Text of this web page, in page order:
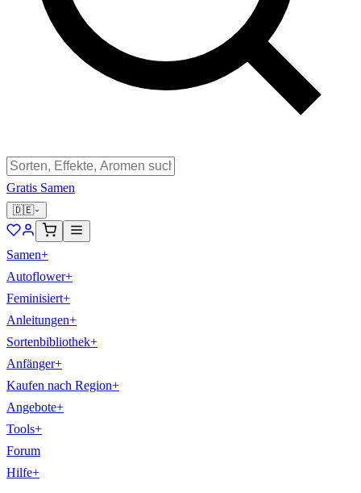
Gratis Samen
🇩🇪
Samen+
Autoflower+
Feminisiert+
Anleitungen+
Sortenbibliothek+
Anfänger+
Kaufen nach Region+
Angebote+
Tools+
Forum
Hilfe+